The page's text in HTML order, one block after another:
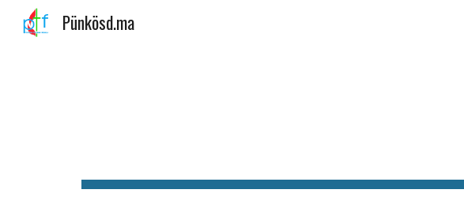
Pünkösd.ma